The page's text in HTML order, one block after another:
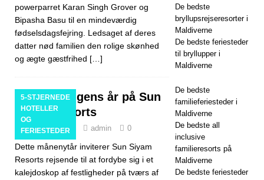
powerparret Karan Singh Grover og
Bipasha Basu til en mindeværdig
fødselsdagsfejring. Ledsaget af deres
datter nød familien den rolige skønhed
og ægte gæstfrihed […]
5-STJERNEDE
HOTELLER
OG
FERIESTEDER
Fejr Slangens år på Sun
Siyam Resorts
23. januar 2025 admin 0
Dette månenytår inviterer Sun Siyam
Resorts rejsende til at fordybe sig i et
kalejdoskop af festligheder på tværs af
De bedste
bryllupsrejseresorter i
Maldiverne
De bedste feriesteder
til bryllupper i
Maldiverne
De bedste
familieferiesteder i
Maldiverne
De bedste all
inclusive
familieresorts på
Maldiverne
De bedste feriesteder